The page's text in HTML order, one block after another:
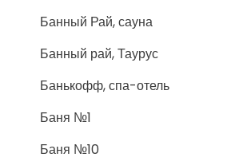
Банный Рай, сауна
Банный рай, Таурус
Банькофф, спа-отель
Баня №1
Баня №10